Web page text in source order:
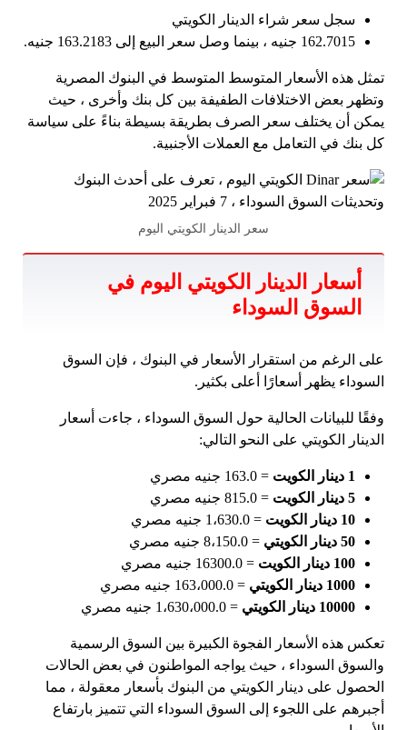
سجل سعر شراء الدينار الكويتي
162.7015 جنيه ، بينما وصل سعر البيع إلى 163.2183 جنيه.
تمثل هذه الأسعار المتوسط ​​المتوسط ​​في البنوك المصرية
وتظهر بعض الاختلافات الطفيفة بين كل بنك وأخرى ، حيث
يمكن أن يختلف سعر الصرف بطريقة بسيطة بناءً على سياسة
كل بنك في التعامل مع العملات الأجنبية.
سعر الدينار الكويتي اليوم
أسعار الدينار الكويتي اليوم في
السوق السوداء
على الرغم من استقرار الأسعار في البنوك ، فإن السوق
السوداء يظهر أسعارًا أعلى بكثير.
وفقًا للبيانات الحالية حول السوق السوداء ، جاءت أسعار
الدينار الكويتي على النحو التالي:
1 دينار الكويت
= 163.0 جنيه مصري
5 دينار الكويت
= 815.0 جنيه مصري
10 دينار الكويت
= 1،630.0 جنيه مصري
50 دينار الكويتي
= 8،150.0 جنيه مصري
100 دينار الكويت
= 16300.0 جنيه مصري
1000 دينار الكويتي
= 163،000.0 جنيه مصري
10000 دينار الكويتي
= 1،630،000.0 جنيه مصري
تعكس هذه الأسعار الفجوة الكبيرة بين السوق الرسمية
والسوق السوداء ، حيث يواجه المواطنون في بعض الحالات
الحصول على دينار الكويتي من البنوك بأسعار معقولة ، مما
أجبرهم على اللجوء إلى السوق السوداء التي تتميز بارتفاع